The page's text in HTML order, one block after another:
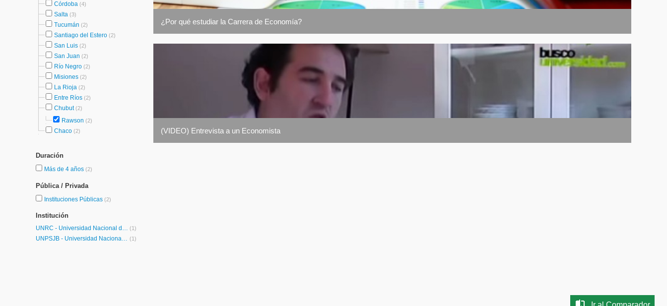
Córdoba (4)
Salta (3)
Tucumán (2)
Santiago del Estero (2)
San Luis (2)
San Juan (2)
Río Negro (2)
Misiones (2)
La Rioja (2)
Entre Ríos (2)
Chubut(2)
Rawson (2)
Chaco (2)
Duración
Más de 4 años (2)
Pública / Privada
Instituciones Públicas (2)
Institución
UNRC - Universidad Nacional de Río Cuarto (1)
UNPSJB - Universidad Nacional de la Patagonia San Juan Bosco (1)
¿Por qué estudiar la Carrera de Economía?
(VIDEO) Entrevista a un Economista